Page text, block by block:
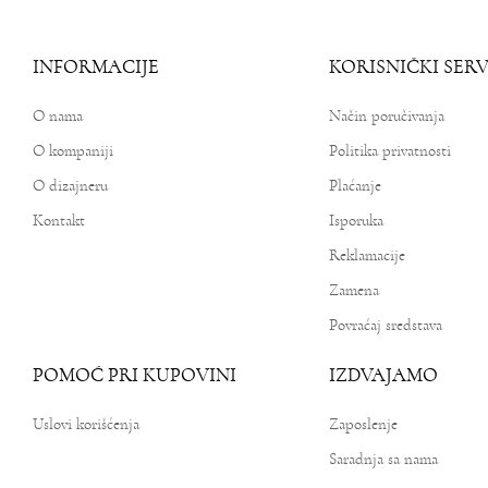
INFORMACIJE
O nama
O kompaniji
O dizajneru
Kontakt
KORISNIČKI
Način poručivanja
Politika privatnosti
Plaćanje
Isporuka
Reklamacije
Zamena
Povraćaj sredstava
POMOĆ PRI KUPOVINI
Uslovi korišćenja
IZDVAJAMO
Zaposlenje
Saradnja sa nama